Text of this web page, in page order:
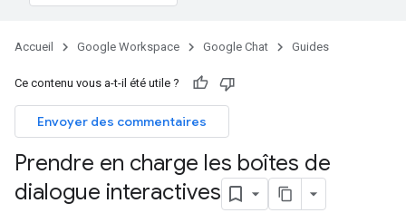
Accueil Google Workspace Google Chat Guides
Ce contenu vous a-t-il été utile ?
Envoyer des commentaires
Prendre en charge les boîtes de
dialogue interactives